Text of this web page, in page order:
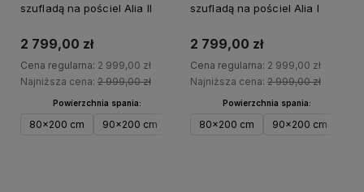
szufladą na pościel Alia II
2 799,00 zł
Cena regularna: 2 999,00 zł
Najniższa cena: 2 999,00 zł
Powierzchnia spania:
80x200 cm 90x200 cm 100x200 cm 120x200 cm
szufladą na pościel Alia I
2 799,00 zł
Cena regularna: 2 999,00 zł
Najniższa cena: 2 999,00 zł
Powierzchnia spania:
80x200 cm 90x200 cm